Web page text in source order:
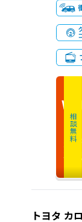
相談無料
最
状
トヨタ カ